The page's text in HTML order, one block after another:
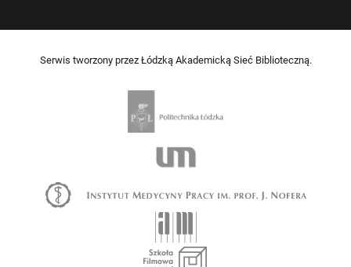
Serwis tworzony przez Łódzką Akademicką Sieć Biblioteczną.